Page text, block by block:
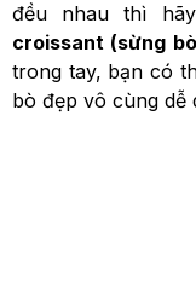
đều nhau thì
croissant (sừng
trong tay, bạn có
bò đẹp vô cùng dễ